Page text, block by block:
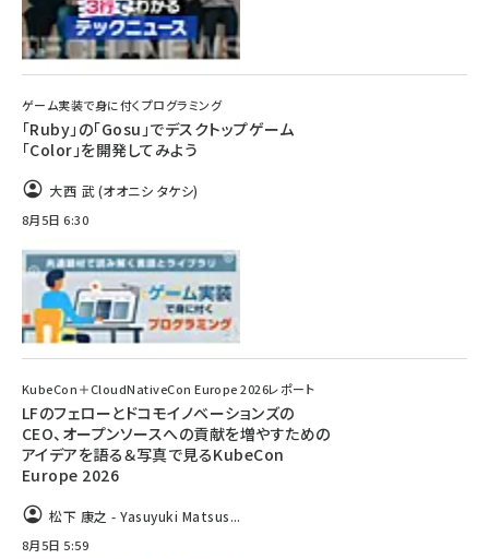
ゲーム実装で身に付くプログラミング
「Ruby」の「Gosu」でデスクトップゲーム
「Color」を開発してみよう
大西 武 (オオニシ タケシ)
8月5日 6:30
KubeCon＋CloudNativeCon Europe 2026レポート
LFのフェローとドコモイノベーションズの
CEO、オープンソースへの貢献を増やすための
アイデアを語る＆写真で見るKubeCon
Europe 2026
松下 康之 - Yasuyuki Matsus...
8月5日 5:59